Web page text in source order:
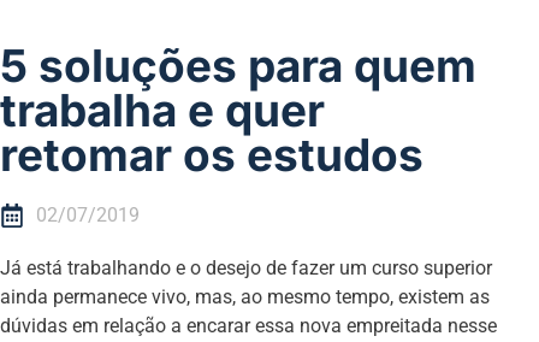
5 soluções para quem
trabalha e quer
retomar os estudos
02/07/2019
Já está trabalhando e o desejo de fazer um curso superior
ainda permanece vivo, mas, ao mesmo tempo, existem as
dúvidas em relação a encarar essa nova empreitada nesse